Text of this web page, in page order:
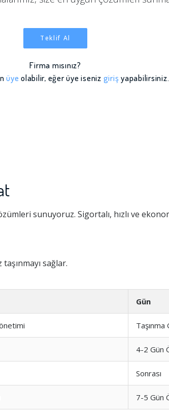
Teklif Al
Firma mısınız?
üye olabilir, eğer üye iseniz giriş yapabilirsiniz.
sunuyoruz. Sigortalı, hızlı ve
sağlar.
Gün
Taşınma
4-2 Gün
Sonrası
7-5 Gün